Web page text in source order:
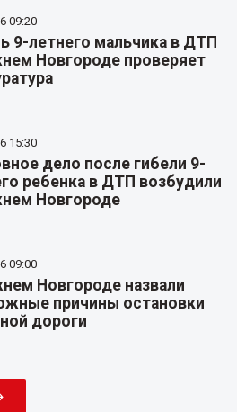
09:20
9-летнего мальчика в ДТП
Новгороде проверяет
15:30
дело после гибели 9-
ребенка в ДТП возбудили
Новгороде
09:00
Новгороде назвали
причины остановки
дороги